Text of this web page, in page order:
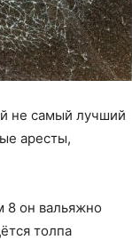
не самый лучший
аресты,
8 он вальяжно
толпа